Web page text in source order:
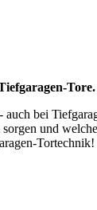
Tore.
bei
und
Tortechnik!